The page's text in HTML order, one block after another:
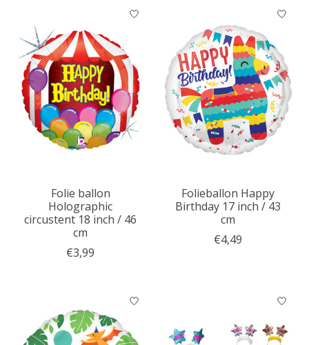
Folie ballon
Holographic
circustent 18 inch / 46
cm
€3,99
Folieballon Happy
Birthday 17 inch / 43
cm
€4,49